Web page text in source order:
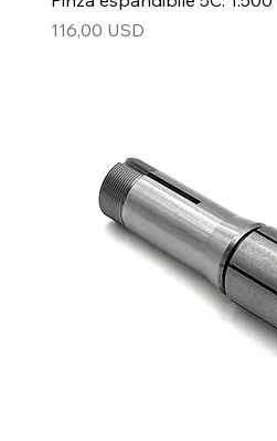
Prezzo
116,00 USD